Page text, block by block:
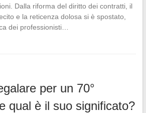
Dalla riforma del diritto dei contratti, il
e la reticenza dolosa si è spostato,
dei professionisti…
per un 70°
qual è il suo significato?